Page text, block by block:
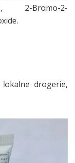
2-Bromo-2-
drogerie,